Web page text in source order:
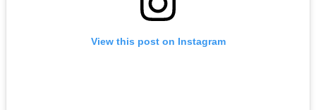
View this post on Instagram